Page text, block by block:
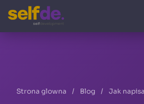
Strona glowna / Blog / Jak